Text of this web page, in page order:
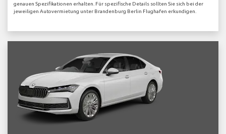
genauen Spezifikationen erhalten. Für spezifische Details sollten Sie sich bei der
jeweiligen Autovermietung unter Brandenburg Berlin Flughafen erkundigen.